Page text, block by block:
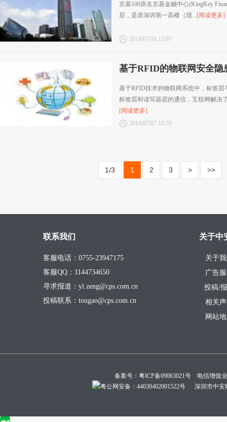
京基100原名京基金融中心(KingKey
层，是原深圳第一高楼（现...[阅读更多]
2014/07/16 15:07
基于RFID的物联网安全隐
基于RFID技术的物联网系统中，标签
标签层和读写器层的通信，互联网解决
[阅读更多]
2014/07/07 10:59
1/3 1 2 3 > >>
联系我们
客服电话：0755-23947175
客服QQ：1144734650
寻求报道：yl.zeng@cps.com.cn
投稿联系：tougao@cps.com.cn
关于中
关于
广告
投稿/
相关
网站
备案号： 粤ICP备09063021号 电信增值
粤公网安备：44030402001522号 深圳市中安